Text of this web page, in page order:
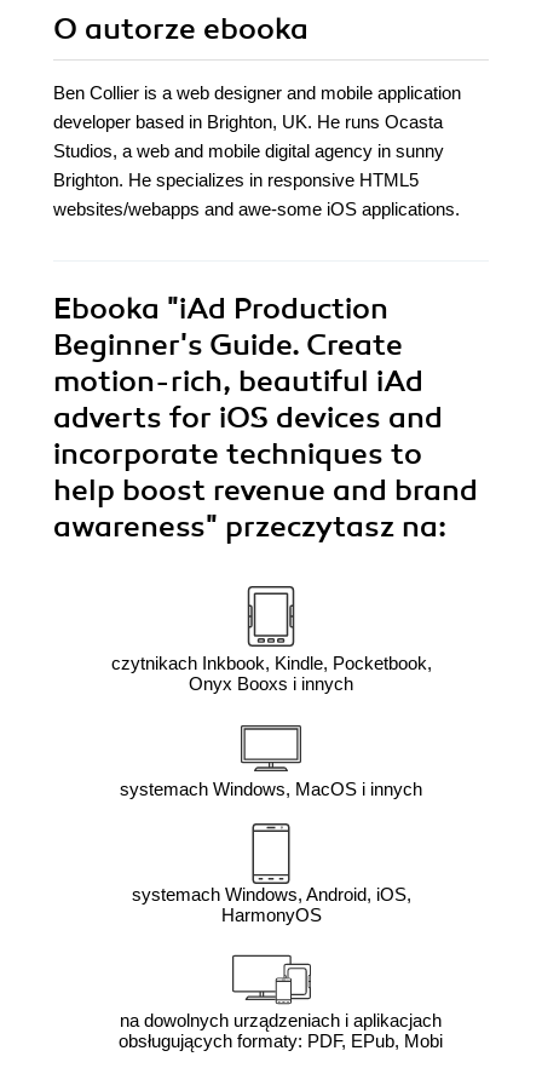
O autorze ebooka
Ben Collier is a web designer and mobile application
developer based in Brighton, UK. He runs Ocasta
Studios, a web and mobile digital agency in sunny
Brighton. He specializes in responsive HTML5
websites/webapps and awe-some iOS applications.
Ebooka "iAd Production
Beginner's Guide. Create
motion-rich, beautiful iAd
adverts for iOS devices and
incorporate techniques to
help boost revenue and brand
awareness" przeczytasz na:
czytnikach Inkbook, Kindle, Pocketbook,
Onyx Booxs i innych
systemach Windows, MacOS i innych
systemach Windows, Android, iOS,
HarmonyOS
na dowolnych urządzeniach i aplikacjach
obsługujących formaty: PDF, EPub, Mobi